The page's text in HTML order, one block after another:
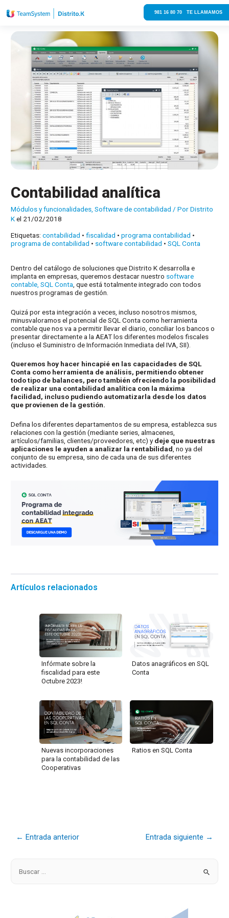
981 16 80 70 TE LLAMAMOS
Contabilidad analítica
Módulos y funcionalidades ,Software de contabilidad / PorDistrito
Kel 21/02/2018
Etiquetas:contabilidad •fiscalidad •programa contabilidad •
programa de contabilidad • software contabilidad •SQL Conta
Dentro del catálogo de soluciones que Distrito K desarrolla e
implanta en empresas, queremos destacar nuestro software
contable, SQL Conta , que está totalmente integrado con todos
nuestros programas de gestión.
Quizá por esta integración a veces, incluso nosotros mismos,
minusvaloramos el potencial de SQL Conta como herramienta
contable que nos va a permitir llevar el diario, conciliar los bancos o
presentar directamente a la AEAT los diferentes modelos fiscales
(incluso el Suministro de Información Inmediata del IVA, SII).
Queremos hoy hacer hincapié en las capacidades de SQL
Conta como herramienta de análisis, permitiendo obtener
todo tipo de balances, pero también ofreciendo la posibilidad
de realizar una contabilidad analítica con la máxima
facilidad, incluso pudiendo automatizarla desde los datos
que provienen de la gestión.
Defina los diferentes departamentos de su empresa, establezca sus
relaciones con la gestión (mediante series, almacenes,
artículos/familias, clientes/proveedores, etc) ydeje que nuestras
aplicaciones le ayuden a analizar la rentabilidad, no ya del
conjunto de su empresa, sino de cada una de sus diferentes
actividades.
Artículos relacionados
Infórmate sobre la
fiscalidad para este
Octubre 2023!
Datos anagráficos en SQL
Conta
Nuevas incorporaciones
para la contabilidad de las
Cooperativas
Ratios en SQL Conta
← Entrada anterior Entrada siguiente →